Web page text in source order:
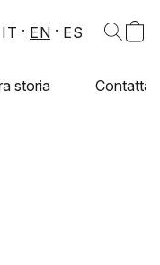
IT EN ES
storia